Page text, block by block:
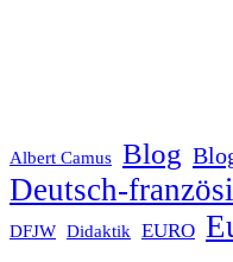
Albert Camus Blog
Deutsch-
DFJW Didaktik EURO